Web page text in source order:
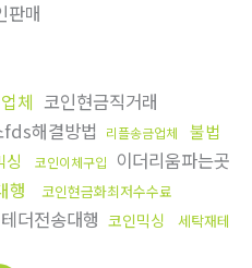
판매
체 코인현금직거래
fds해결방법 리플송금업체
불법
싱 코인이체구입 이더리움파는곳
행 코인현금화최저수수료
테더전송대행 코인믹싱
세탁재테